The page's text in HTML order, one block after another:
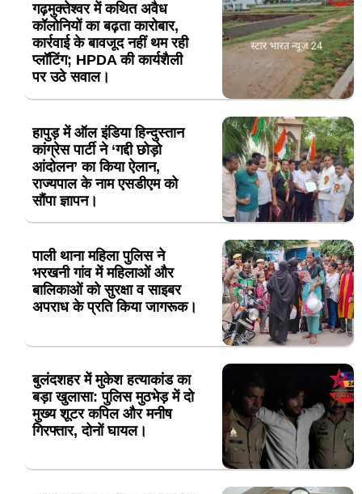
गढ़मुक्तेश्वर में कथित अवैध
कॉलोनियों का बढ़ता कारोबार,
कार्रवाई के बावजूद नहीं थम रही
प्लॉटिंग; HPDA की कार्यशैली
पर उठे सवाल।
हापुड़ में ऑल इंडिया हिन्दुस्तान
कांग्रेस पार्टी ने ‘गद्दी छोड़ो
आंदोलन’ का किया ऐलान,
राज्यपाल के नाम एसडीएम को
सौंपा ज्ञापन।
पाली थाना महिला पुलिस ने
भरखनी गांव में महिलाओं और
बालिकाओं को सुरक्षा व साइबर
अपराध के प्रति किया जागरूक।
बुलंदशहर में मुकेश हत्याकांड का
बड़ा खुलासा: पुलिस मुठभेड़ में दो
मुख्य शूटर कपिल और मनीष
गिरफ्तार, दोनों घायल।